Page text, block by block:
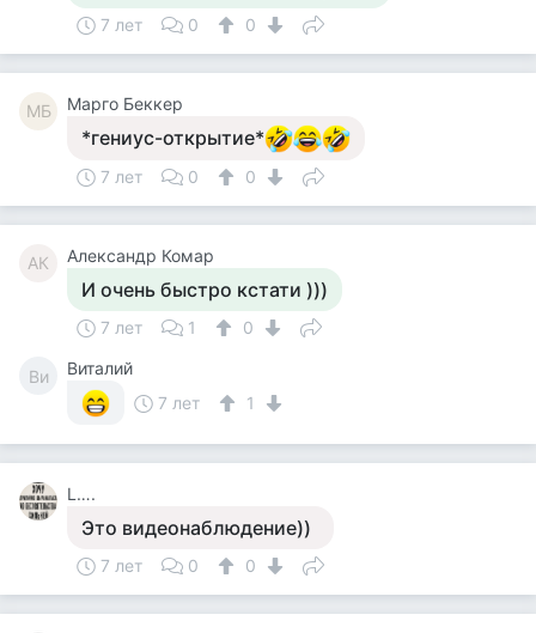
7 лет 0 0
MБ Mарго Беккер
*гениус-открытие*
7 лет 0 0
АК Александр Комар
И очень быстро кстати )))
7 лет 1 0
Ви
Виталий
7 лет
1
L….
Это видеонаблюдение))
7 лет 0 0